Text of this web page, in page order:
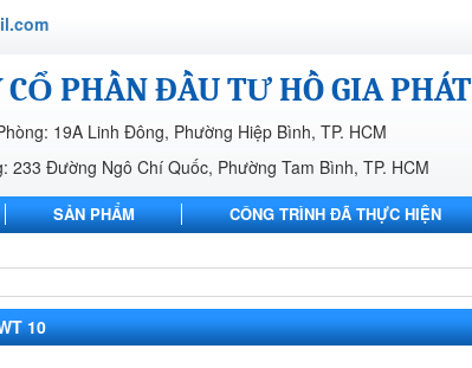
CỔ PHẦN ĐẦU TƯ HỒ GIA PHÁT
19A Linh Đông, Phường Hiệp Bình, TP. HCM
233 Đường Ngô Chí Quốc, Phường Tam Bình, TP. HCM
SẢN PHẨM CÔNG TRÌNH ĐÃ THỰC HIỆN
10